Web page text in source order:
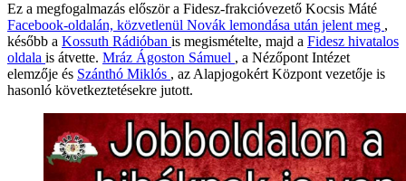
Ez a megfogalmazás először a Fidesz-frakcióvezető Kocsis Máté
Facebook-oldalán, közvetlenül Novák lemondása után jelent meg ,
később a Kossuth Rádióban is megismételte, majd a Fidesz hivatalos
oldala is átvette. Mráz Ágoston Sámuel , a Nézőpont Intézet
elemzője és Szánthó Miklós , az Alapjogokért Központ vezetője is
hasonló következtetésekre jutott.